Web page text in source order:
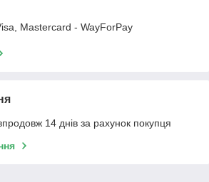
Mastercard - WayForPay
14 днів за рахунок покупця